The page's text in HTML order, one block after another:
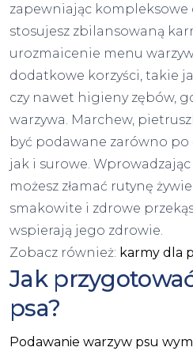
zapewniając kompleksowe
stosujesz zbilansowaną
urozmaicenie menu
dodatkowe korzyści, takie
czy nawet higieny zębów,
warzywa. Marchew,
być podawane zarówno
jak i surowe.
możesz złamać rutynę
smakowite i zdrowe
wspierają jego zdrowie.
Zobacz również: karmy dla
Jak
psa?
Podawanie warzyw psu